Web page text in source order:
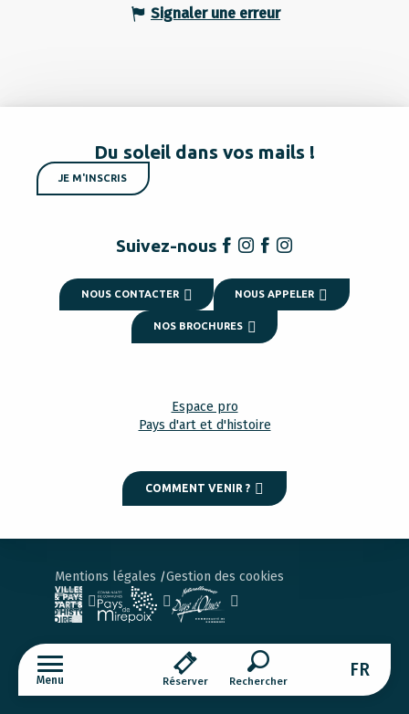
Menu Réserver
Recherche
FR
Signaler une erreur
Du soleil dans vos mails !
JE M'INSCRIS
Suivez-nous
NOUS CONTACTER NOUS APPELER
NOS BROCHURES
Espace pro
Pays d'art et d'histoire
COMMENT VENIR ?
Mentions légales Gestion des cookies